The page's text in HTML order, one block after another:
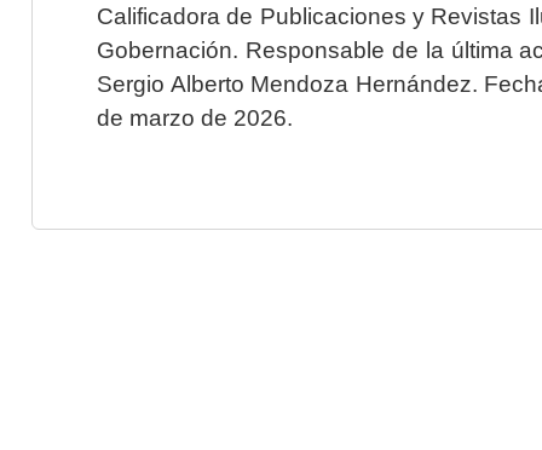
Calificadora de Publicaciones y Revistas
Gobernación. Responsable de la última
Sergio Alberto Mendoza Hernández.
de marzo de 2026.